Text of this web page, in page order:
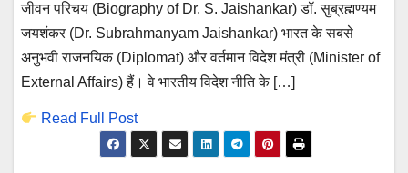
जीवन परिचय (Biography of Dr. S. Jaishankar) डॉ. सुब्रह्मण्यम
जयशंकर (Dr. Subrahmanyam Jaishankar) भारत के सबसे
अनुभवी राजनयिक (Diplomat) और वर्तमान विदेश मंत्री (Minister of
External Affairs) हैं। वे भारतीय विदेश नीति के […]
Read Full Post